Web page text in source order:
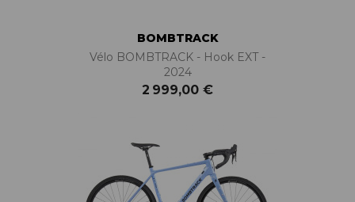
BOMBTRACK
Vélo BOMBTRACK - Hook EXT -
2024
2 999,00 €